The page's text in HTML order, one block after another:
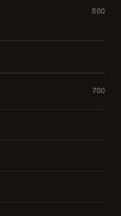
500
700